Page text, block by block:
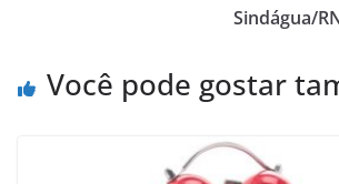
Sindágua/
Você pode gostar